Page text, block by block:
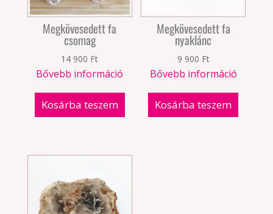
Megkövesedett fa
csomag
14 900 Ft
Bővebb információ
Kosárba teszem
Megkövesedett fa
nyaklánc
9 900 Ft
Bővebb információ
Kosárba teszem